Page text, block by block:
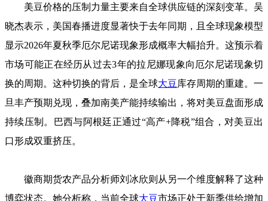
美豆价格的压制力量主要来自全球供应链的深刻变革。吴
晓杰表示，美国春播进度显著快于去年同期，且全球现象模型
显示2026年夏秋季厄尔尼诺现象形成概率大幅抬升。这预示着
市场可能正在经历从过去3年的拉尼娜现象向厄尔尼诺现象切
换的周期。这种切换的背后，是全球大豆库存周期的重建。一
旦丰产预期兑现，叠加南美产能持续输出，将对美豆盘面形成
持续压制。巴西与阿根廷正通过“高产+降税”组合，对美豆出
口形成双重挤压。
徽商期货农产品分析师刘冰欣则从另一个维度解释了这种
博弈状态。她分析称，当前全球大豆市场正处于新季供给增加